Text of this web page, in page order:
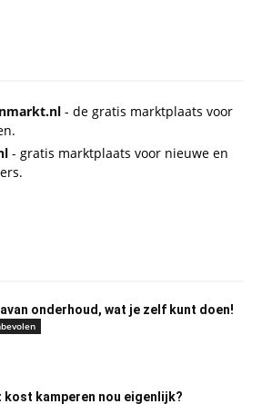
- de gratis marktplaats voor
- gratis marktplaats voor nieuwe en
onderhoud, wat je zelf kunt doen!
kost kamperen nou eigenlijk?